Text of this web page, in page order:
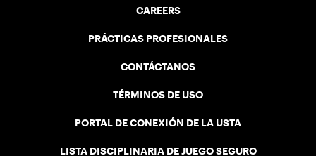
CAREERS
PRÁCTICAS PROFESIONALES
CONTÁCTANOS
TÉRMINOS DE USO
PORTAL DE CONEXIÓN DE LA USTA
LISTA DISCIPLINARIA DE JUEGO SEGURO